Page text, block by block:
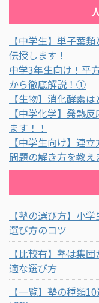
【中学生】単子葉
伝授します！
中学3年生向け！平
から徹底解説！①
【生物】消化酵素
【中学化学】発熱
ます！！
【中学生向け】連
問題の解き方を教え
【塾の選び方】小
選び方のコツ
【比較有】塾は集
適な選び方
【一覧】塾の種類